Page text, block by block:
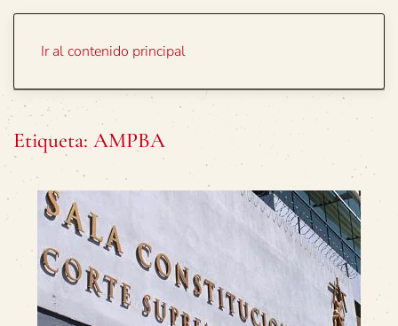
Ir al contenido principal
Etiqueta: AMPBA